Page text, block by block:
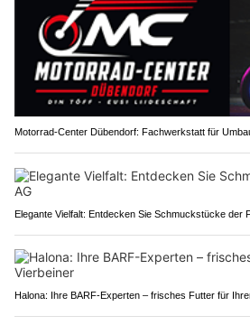
Motorrad-Center Dübendorf: Fachwerkstatt für
Elegante Vielfalt: Entdecken Sie Schmuckstücke der
Halona: Ihre BARF-Experten – frisches Futter für